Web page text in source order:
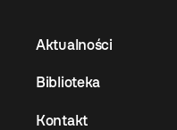
Aktualności
Biblioteka
Kontakt